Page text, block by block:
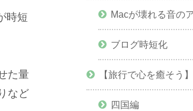
時短
た量
など
Macが壊れる音の
ブログ時短化
【旅行で心を癒そう】
四国編